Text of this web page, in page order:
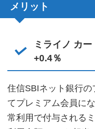
メリット
ミライノ カ
+0.4％
住信SBIネット銀行
てプレミアム会員に
常利用で付与される